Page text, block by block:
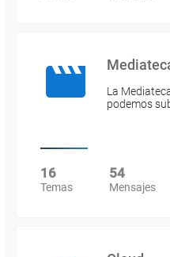
La
podemos
16
Temas
54
Mensajes